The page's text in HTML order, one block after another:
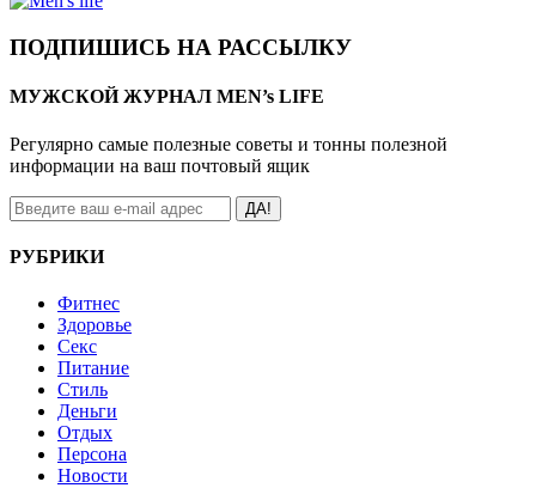
ПОДПИШИСЬ НА РАССЫЛКУ
МУЖСКОЙ ЖУРНАЛ MEN’s LIFE
Регулярно самые полезные советы и тонны полезной
информации на ваш почтовый ящик
ДА!
РУБРИКИ
Фитнес
Здоровье
Секс
Питание
Стиль
Деньги
Отдых
Персона
Новости